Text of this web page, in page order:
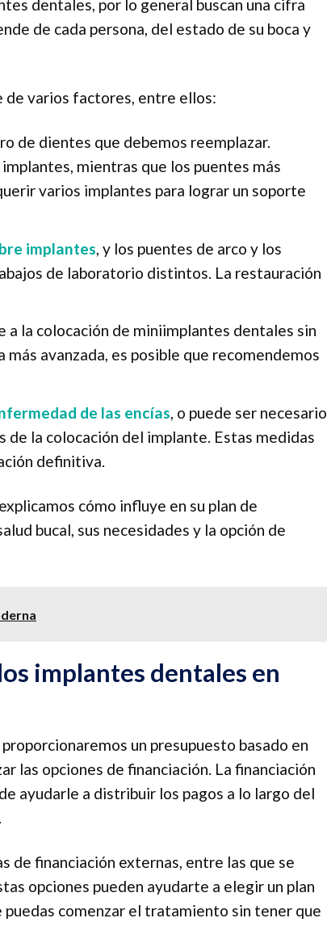
dentales, por lo general buscan una cifra
de cada persona, del estado de su boca y
varios factores, entre ellos:
de dientes que debemos reemplazar.
mientras que los puentes más
varios implantes para lograr un soporte
implantes, y los puentes de arco y los
de laboratorio distintos. La restauración
a la colocación de miniimplantes dentales sin
avanzada, es posible que recomendemos
de las encías, o puede ser necesario
la colocación del implante. Estas medidas
definitiva.
cómo influye en su plan de
bucal, sus necesidades y la opción de
implantes dentales en
un presupuesto basado en
las opciones de financiación. La financiación
ayudarle a distribuir los pagos a lo largo del
de financiación externas, entre las que se
opciones pueden ayudarte a elegir un plan
puedas comenzar el tratamiento sin tener que